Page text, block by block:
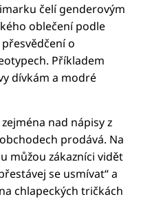
čelí genderovým
oblečení podle
o
Příkladem
dívkám a modré
nad nápisy z
prodává. Na
můžou zákazníci vidět
se usmívat“ a
chlapeckých tričkách